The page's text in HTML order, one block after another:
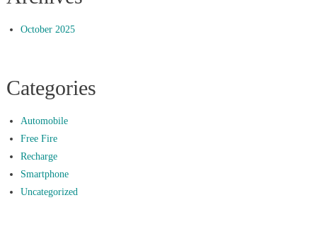
October 2025
Categories
Automobile
Free Fire
Recharge
Smartphone
Uncategorized